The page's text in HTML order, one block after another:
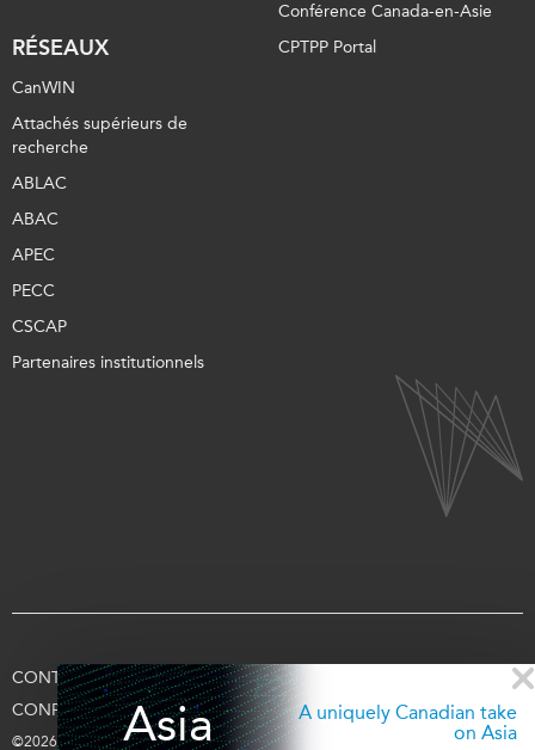
Asia
A uniquely Canadian take
on Asia
RÉSEAUX
CanWIN
Attachés supérieurs de
recherche
ABLAC
ABAC
APEC
PECC
CSCAP
Partenaires institutionnels
Conférence Canada-en-Asie
CPTPP Portal
CONTACTEZ-NOUS
CONDITIONS D’UTILISATION
CONFIDENTIALITÉ
APPUYEZ-NOUS SE CONNECTER
©2026 Fondation Asie Pacifique du Canada